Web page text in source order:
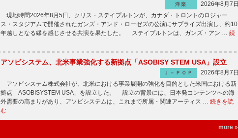
洋楽
2026年8月7日
現地時間2026年8月5日、クリス・ステイプルトンが、カナダ・トロントのロジャー
ス・スタジアムで開催されたガンズ・アンド・ローゼズの公演にサプライズ出演し、約10
年越しとなる縁を感じさせる共演を果たした。 ステイプルトンは、ガンズ・アン … 続
アソビシステム、北米事業強化する新拠点「ASOBISY STEM USA」設立
Ｊ－ＰＯＰ
2026年8月7日
アソビシステム株式会社が、北米における事業展開の強化を目的とした米国における新
拠点「ASOBISYSTEM USA」を設立した。 設立の背景には、日本発コンテンツへの海
外需要の高まりがあり、アソビシステムは、これまで所属・関連アーティス … 続きを読
む
more »